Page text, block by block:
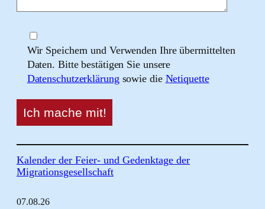
Wir Speichern und Verwenden Ihre übermittelten
Daten. Bitte bestätigen Sie unsere
Datenschutzerklärung sowie die Netiquette
Kalender der Feier- und Gedenktage der
Migrationsgesellschaft
07.08.26